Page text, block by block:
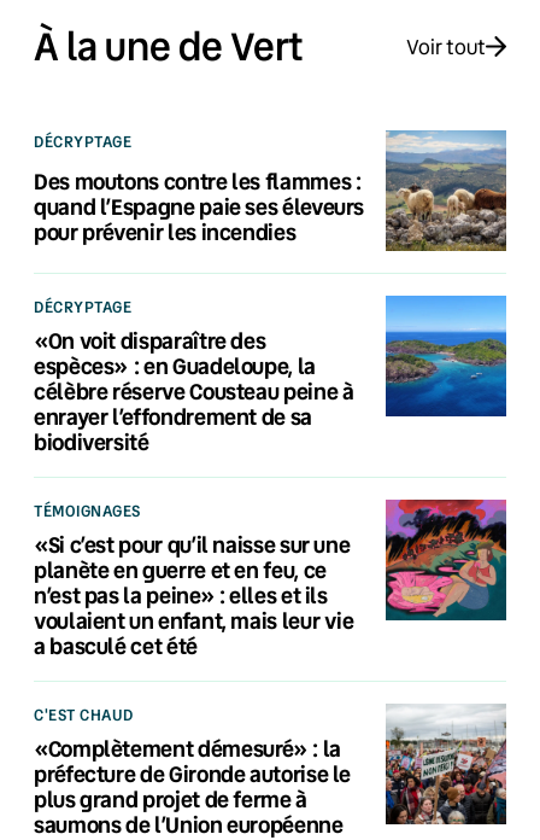
À la une de Vert Voir tout
DÉCRYPTAGE
Des moutons contre les flammes :
quand l’Espagne paie ses éleveurs
pour prévenir les incendies
DÉCRYPTAGE
«On voit disparaître des
espèces» : en Guadeloupe, la
célèbre réserve Cousteau peine à
enrayer l’effondrement de sa
biodiversité
TÉMOIGNAGES
«Si c’est pour qu’il naisse sur une
planète en guerre et en feu, ce
n’est pas la peine» : elles et ils
voulaient un enfant, mais leur vie
a basculé cet été
C'EST CHAUD
«Complètement démesuré» : la
préfecture de Gironde autorise le
plus grand projet de ferme à
saumons de l’Union européenne